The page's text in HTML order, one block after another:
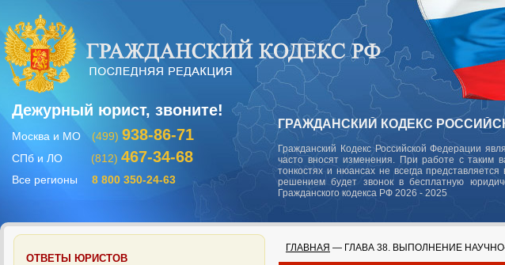
Дежурный юрист, звоните!
Москва и МО (499) 938-86-71
СПб и ЛО (812) 467-34-68
Все регионы 8 800 350-24-63
ГРАЖДАНСКИЙ КОДЕКС
Гражданский Кодекс Российской Федерации
часто вносят изменения. При работе с таким
тонкостях и нюансах не всегда
решением будет звонок в бесплатную
Гражданского кодекса РФ 2026 - 2025
ГЛАВНАЯ — ГЛАВА 38. ВЫПОЛНЕНИЕ
ОТВЕТЫ ЮРИСТОВ